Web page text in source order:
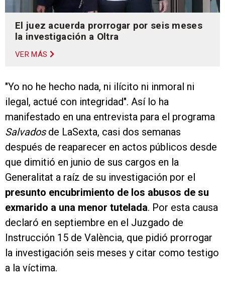
El juez acuerda prorrogar por seis meses
la investigación a Oltra
VER MÁS
"Yo no he hecho nada, ni ilícito ni inmoral ni
ilegal, actué con integridad". Así lo ha
manifestado en una entrevista para el programa
Salvadosde LaSexta, casi dos semanas
después de reaparecer en actos públicos desde
que dimitió en junio de sus cargos en la
Generalitat a raíz de su investigación por el
presunto encubrimiento de los abusos de su
exmarido a una menor tutelada. Por esta causa
declaró en septiembre en el Juzgado de
Instrucción 15 de València, que pidió prorrogar
la investigación seis meses y citar como testigo
a la víctima.